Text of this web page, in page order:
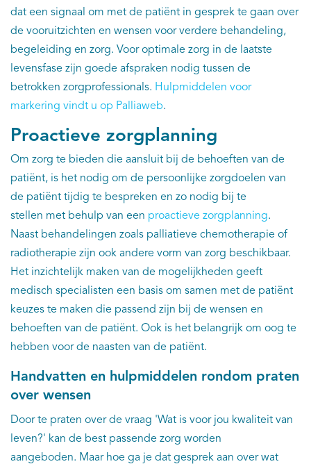
dat een signaal om met de patiënt in gesprek te gaan over
de vooruitzichten en wensen voor verdere behandeling,
begeleiding en zorg. Voor optimale zorg in de laatste
levensfase zijn goede afspraken nodig tussen de
betrokken zorgprofessionals. Hulpmiddelen voor
markering vindt u op Palliaweb.
Proactieve zorgplanning
Om zorg te bieden die aansluit bij de behoeften van de
patiënt, is het nodig om de persoonlijke zorgdoelen van
de patiënt tijdig te bespreken en zo nodig bij te
stellen met behulp van een proactieve zorgplanning.
Naast behandelingen zoals palliatieve chemotherapie of
radiotherapie zijn ook andere vorm van zorg beschikbaar.
Het inzichtelijk maken van de mogelijkheden geeft
medisch specialisten een basis om samen met de patiënt
keuzes te maken die passend zijn bij de wensen en
behoeften van de patiënt. Ook is het belangrijk om oog te
hebben voor de naasten van de patiënt.
Handvatten en hulpmiddelen rondom praten
over wensen
Door te praten over de vraag 'Wat is voor jou kwaliteit van
leven?' kan de best passende zorg worden
aangeboden. Maar hoe ga je dat gesprek aan over wat